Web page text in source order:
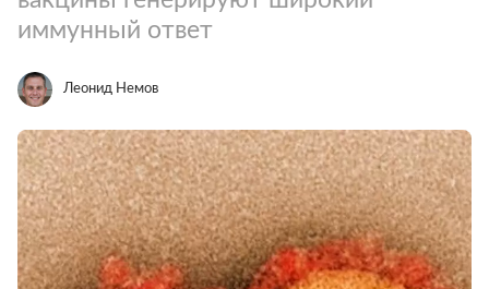
иммунный ответ
Леонид Немов